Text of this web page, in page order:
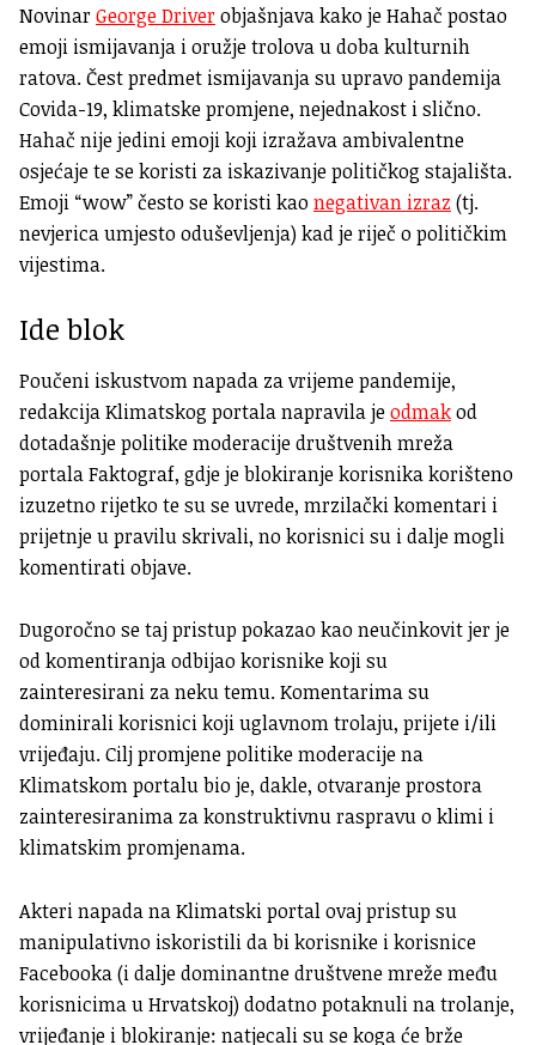
NovinarGeorge Driverobjašnjava kako je Hahač postao
emoji ismijavanja i oružje trolova u doba kulturnih
ratova. Čest predmet ismijavanja su upravo pandemija
Covida-19, klimatske promjene, nejednakost i slično.
Hahač nije jedini emoji koji izražava ambivalentne
osjećaje te se koristi za iskazivanje političkog stajališta.
Emoji “wow” često se koristi kaonegativan izraz (tj.
nevjerica umjesto oduševljenja) kad je riječ o političkim
vijestima.
Ide blok
Poučeni iskustvom napada za vrijeme pandemije,
redakcija Klimatskog portala napravila jeodmakod
dotadašnje politike moderacije društvenih mreža
portala Faktograf, gdje je blokiranje korisnika korišteno
izuzetno rijetko te su se uvrede, mrzilački komentari i
prijetnje u pravilu skrivali, no korisnici su i dalje mogli
komentirati objave.
Dugoročno se taj pristup pokazao kao neučinkovit jer je
od komentiranja odbijao korisnike koji su
zainteresirani za neku temu. Komentarima su
dominirali korisnici koji uglavnom trolaju, prijete i/ili
vrijeđaju. Cilj promjene politike moderacije na
Klimatskom portalu bio je, dakle, otvaranje prostora
zainteresiranima za konstruktivnu raspravu o klimi i
klimatskim promjenama.
Akteri napada na Klimatski portal ovaj pristup su
manipulativno iskoristili da bi korisnike i korisnice
Facebooka (i dalje dominantne društvene mreže među
korisnicima u Hrvatskoj) dodatno potaknuli na trolanje,
vrijeđanje i blokiranje: natjecali su se koga će brže